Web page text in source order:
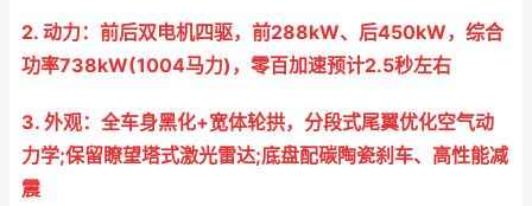
2. 动力：前后双电机四驱，前288kW、后450kW，综合
功率738kW(1004马力)，零百加速预计2.5秒左右
3. 外观：全车身黑化+宽体轮拱，分段式尾翼优化空气动
力学;保留瞭望塔式激光雷达;底盘配碳陶瓷刹车、高性能减
震